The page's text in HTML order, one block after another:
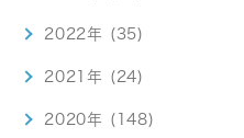
2022年 (35)
2021年 (24)
2020年 (148)